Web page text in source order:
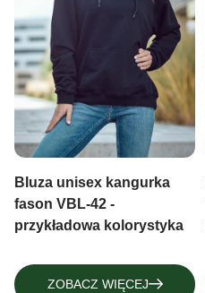
Bluza unisex kangurka
fason VBL-42 -
przykładowa kolorystyka
ZOBACZ WIĘCEJ